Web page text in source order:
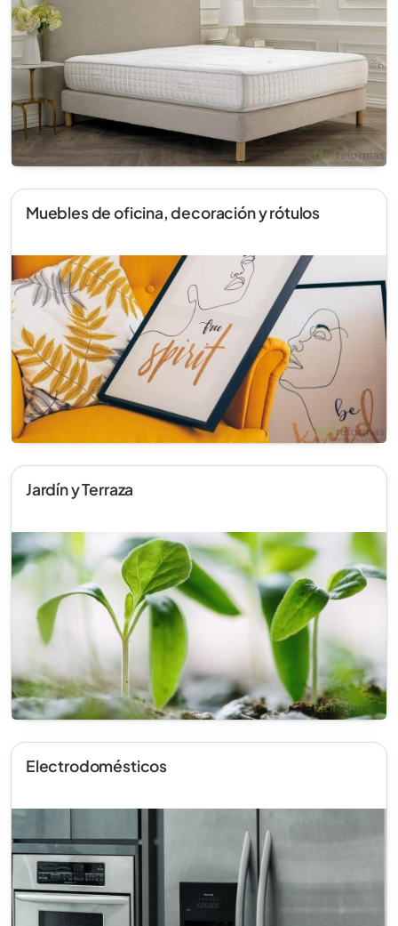
Muebles de oficina, decoración y rótulos
Jardín y Terraza
Electrodomésticos